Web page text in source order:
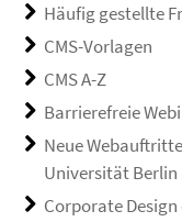
Häufig gestellte
CMS-Vorlagen
CMS A-Z
Barrierefreie
Neue
Universität Berlin
Corporate